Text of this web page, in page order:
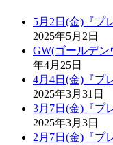
5月2日(金)『プ
2025年5月2日
GW(ゴールデン
年4月25日
4月4日(金)『プ
2025年3月31日
3月7日(金)『プ
2025年3月3日
2月7日(金)『プ